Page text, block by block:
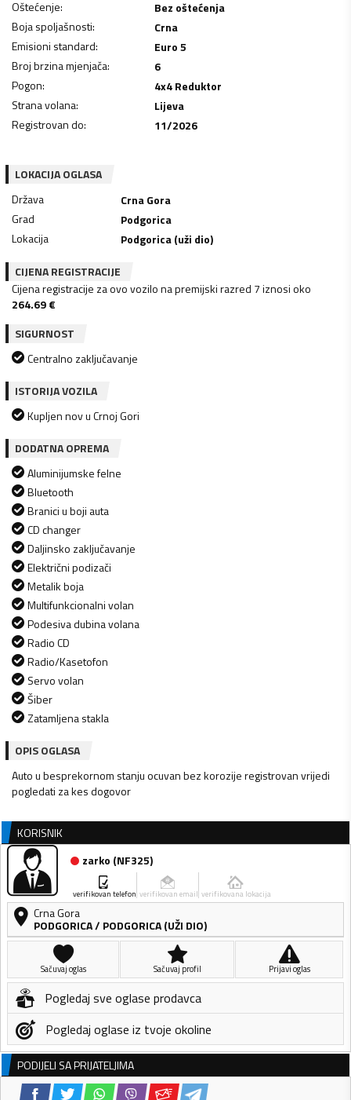
Oštećenje:
Bez oštećenja
Boja spoljašnosti:
Crna
Emisioni standard:
Euro 5
Broj brzina mjenjača:
6
Pogon:
4x4 Reduktor
Strana volana:
Lijeva
Registrovan do: 11/2026
LOKACIJA OGLASA
Država
Crna Gora
Grad
Podgorica
Lokacija
Podgorica (uži dio)
CIJENA REGISTRACIJE
Cijena registracije za ovo vozilo na premijski razred 7 iznosi oko
264.69€
SIGURNOST
Centralno zaključavanje
ISTORIJA VOZILA
Kupljen nov u Crnoj Gori
DODATNA OPREMA
Aluminijumske felne
Bluetooth
Branici u boji auta
CD changer
Daljinsko zaključavanje
Električni podizači
Metalik boja
Multifunkcionalni volan
Podesiva dubina volana
Radio CD
Radio/Kasetofon
Servo volan
Šiber
Zatamljena stakla
OPIS OGLASA
Auto u besprekornom stanju ocuvan bez korozije registrovan vrijedi
pogledati za kes dogovor
KORISNIK
zarko (NF325)
verifikovan telefon verifikovan email verifikovana lokacija
Crna Gora
PODGORICA/ PODGORICA (UŽI DIO)
Sačuvaj oglas Sačuvaj profil Prijavi oglas
Pogledaj sve oglase prodavca
Pogledaj oglase iz tvoje okoline
PODIJELI SA PRIJATELJIMA